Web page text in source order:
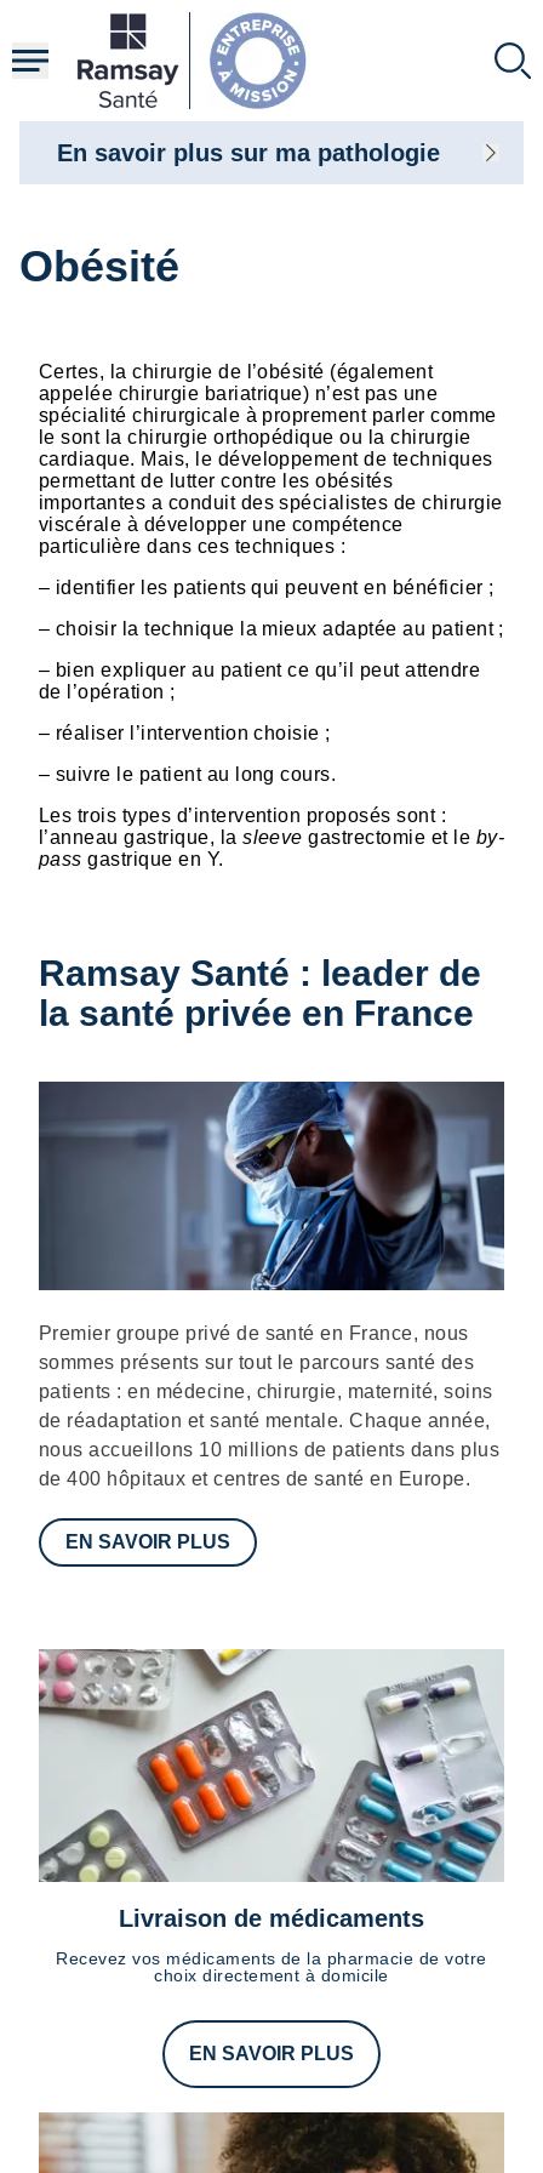
contenu
principal
Obésité
Certes, la chirurgie de l’obésité (également
appelée chirurgie bariatrique) n’est pas une
spécialité chirurgicale à proprement parler comme
le sont la chirurgie orthopédique ou la chirurgie
cardiaque. Mais, le développement de techniques
permettant de lutter contre les obésités
importantes a conduit des spécialistes de chirurgie
viscérale à développer une compétence
particulière dans ces techniques :
– identifier les patients qui peuvent en bénéficier ;
– choisir la technique la mieux adaptée au patient ;
– bien expliquer au patient ce qu’il peut attendre
de l’opération ;
– réaliser l’intervention choisie ;
– suivre le patient au long cours.
Les trois types d’intervention proposés sont :
l’anneau gastrique, lasleeve gastrectomie et le by-
pass gastrique en Y.
Ramsay Santé : leader de
la santé privée en France
Description
Premier groupe privé de santé en France, nous
sommes présents sur tout le parcours santé des
patients : en médecine, chirurgie, maternité, soins
de réadaptation et santé mentale. Chaque année,
nous accueillons 10 millions de patients dans plus
de 400 hôpitaux et centres de santé en Europe.
EN SAVOIR PLUS
Livraison de médicaments
Recevez vos médicaments de la pharmacie de votre
choix directement à domicile
EN SAVOIR PLUS
En savoir plus sur ma pathologie